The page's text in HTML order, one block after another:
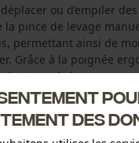
ou d’empiler
la pince de levage
permettant ainsi de
Grâce à la poignée
la pince de levage
bois, même avec les
pince ...
des